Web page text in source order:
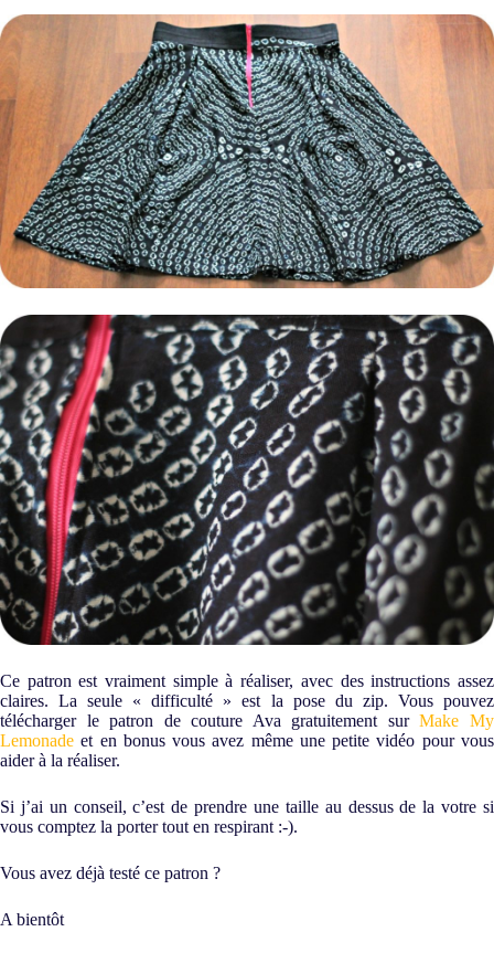
Ce patron est vraiment simple à réaliser, avec des instructions assez
claires. La seule « difficulté » est la pose du zip. Vous pouvez
télécharger le patron de couture Ava gratuitement surMake My
Lemonade et en bonus vous avez même une petite vidéo pour vous
aider à la réaliser.
Si j’ai un conseil, c’est de prendre une taille au dessus de la votre si
vous comptez la porter tout en respirant :-).
Vous avez déjà testé ce patron ?
A bientôt